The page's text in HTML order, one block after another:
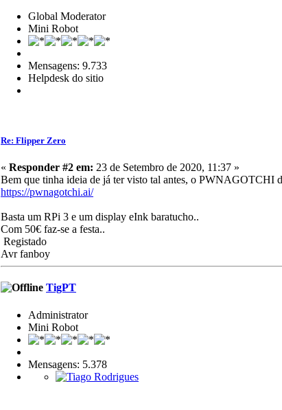
Global Moderator
Mini Robot
Mensagens: 9.733
Helpdesk do sitio
Re: Flipper Zero
« Responder #2 em: 23 de Setembro de 2020, 11:37 »
Bem que tinha ideia de já ter visto tal antes, o PWNAGOTCHI
https://pwnagotchi.ai/
Basta um RPi 3 e um display eInk baratucho..
Com 50€ faz-se a festa..
Registado
Avr fanboy
TigPT
Administrator
Mini Robot
Mensagens: 5.378